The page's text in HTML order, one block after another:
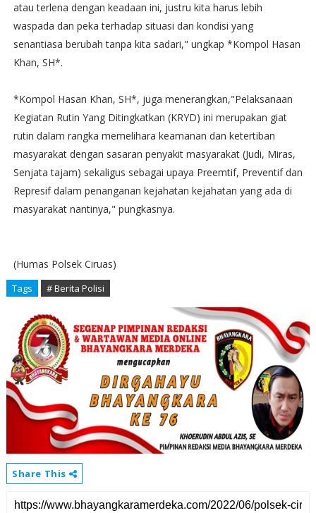
atau terlena dengan keadaan ini, justru kita harus lebih
waspada dan peka terhadap situasi dan kondisi yang
senantiasa berubah tanpa kita sadari," ungkap *Kompol Hasan
Khan, SH*.
*Kompol Hasan Khan, SH*, juga menerangkan,"Pelaksanaan
Kegiatan Rutin Yang Ditingkatkan (KRYD) ini merupakan giat
rutin dalam rangka memelihara keamanan dan ketertiban
masyarakat dengan sasaran penyakit masyarakat (Judi, Miras,
Senjata tajam) sekaligus sebagai upaya Preemtif, Preventif dan
Represif dalam penanganan kejahatan kejahatan yang ada di
masyarakat nantinya," pungkasnya.
(Humas Polsek Ciruas)
Tags # Berita Polisi
Share This